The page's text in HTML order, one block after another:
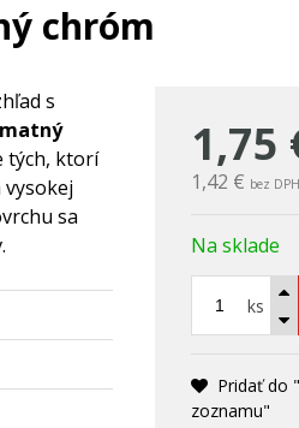
chróm
1,75
1,42 € bez
Na sklade
ks
Pridať do
zoznamu"
s
tých, ktorí
sa